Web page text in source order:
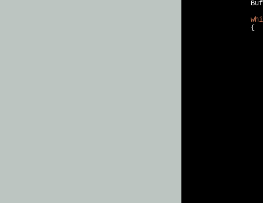
                {